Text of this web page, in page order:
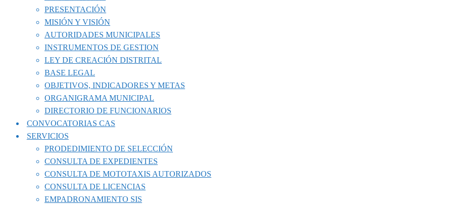
PRESENTACIÓN
MISIÓN Y VISIÓN
AUTORIDADES MUNICIPALES
INSTRUMENTOS DE GESTION
LEY DE CREACIÓN DISTRITAL
BASE LEGAL
OBJETIVOS, INDICADORES Y METAS
ORGANIGRAMA MUNICIPAL
DIRECTORIO DE FUNCIONARIOS
CONVOCATORIAS CAS
SERVICIOS
PRODEDIMIENTO DE SELECCIÓN
CONSULTA DE EXPEDIENTES
CONSULTA DE MOTOTAXIS AUTORIZADOS
CONSULTA DE LICENCIAS
EMPADRONAMIENTO SIS